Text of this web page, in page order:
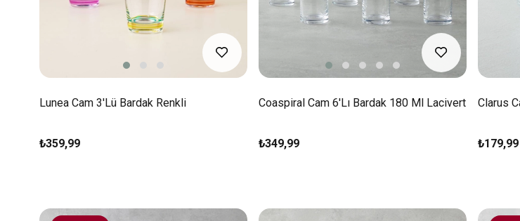
Lunea Cam 3'lü Bardak Renkli
₺359,99
Coaspiral Cam 6'lı Bardak 180 Ml Lacivert
₺349,99
Clarus
₺179,99